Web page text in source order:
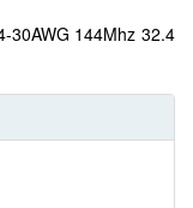
30AWG 144Mhz 32.4